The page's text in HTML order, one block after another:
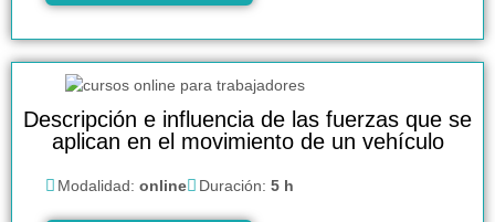
Descripción e influencia de las fuerzas que se
aplican en el movimiento de un vehículo
Modalidad: online Duración: 5 h